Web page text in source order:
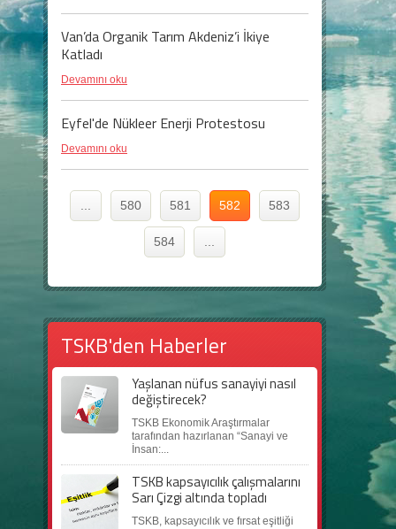
Van’da Organik Tarım Akdeniz’i İkiye
Katladı
Devamını oku
Eyfel'de Nükleer Enerji Protestosu
Devamını oku
580 581 582 583
584
TSKB'den Haberler
Yaşlanan nüfus sanayiyi nasıl
değiştirecek?
TSKB Ekonomik Araştırmalar
tarafından hazırlanan “Sanayi ve
İnsan:...
TSKB kapsayıcılık çalışmalarını
Sarı Çizgi altında topladı
TSKB, kapsayıcılık ve fırsat eşitliği